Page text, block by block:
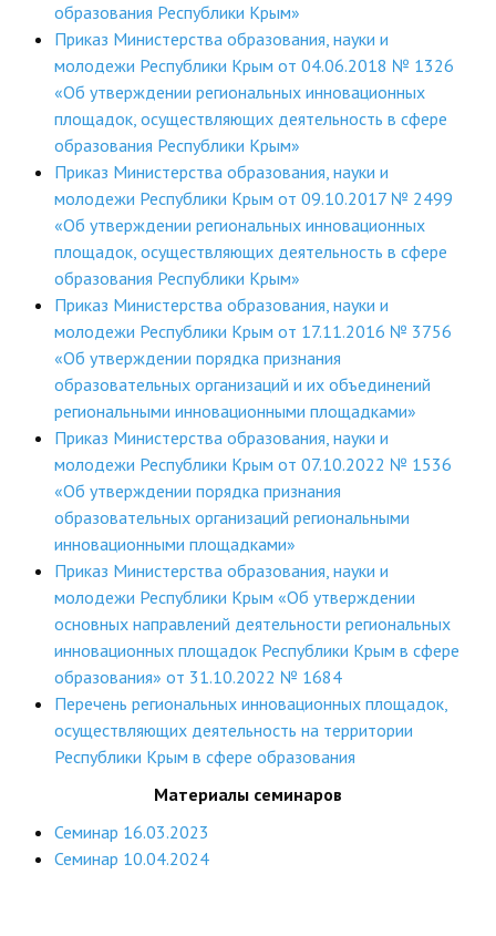
образования Республики Крым»
Приказ Министерства образования, науки и
молодежи Республики Крым от 04.06.2018 № 1326
«Об утверждении региональных инновационных
площадок, осуществляющих деятельность в сфере
образования Республики Крым»
Приказ Министерства образования, науки и
молодежи Республики Крым от 09.10.2017 № 2499
«Об утверждении региональных инновационных
площадок, осуществляющих деятельность в сфере
образования Республики Крым»
Приказ Министерства образования, науки и
молодежи Республики Крым от 17.11.2016 № 3756
«Об утверждении порядка признания
образовательных организаций и их объединений
региональными инновационными площадками»
Приказ Министерства образования, науки и
молодежи Республики Крым от 07.10.2022 № 1536
«Об утверждении порядка признания
образовательных организаций региональными
инновационными площадками»
Приказ Министерства образования, науки и
молодежи Республики Крым «Об утверждении
основных направлений деятельности региональных
инновационных площадок Республики Крым в сфере
образования» от 31.10.2022 № 1684
Перечень региональных инновационных площадок,
осуществляющих деятельность на территории
Республики Крым в сфере образования
Материалы семинаров
Семинар 16.03.2023
Семинар 10.04.2024